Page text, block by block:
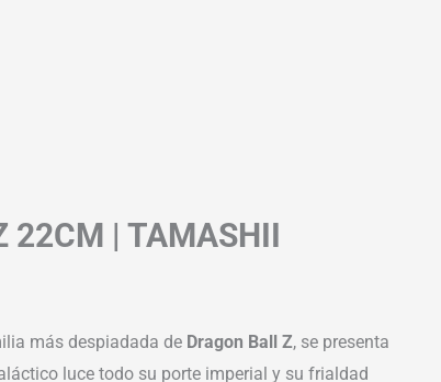
22CM | TAMASHII
más despiadada de Dragon Ball Z, se presenta
luce todo su porte imperial y su frialdad